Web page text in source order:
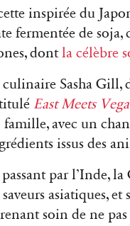
inspirée du
fermentée de
dontla célèbre
Sasha Gill,
East Meets
avec un
issus des
par l’Inde,
asiatiques,
soin de ne